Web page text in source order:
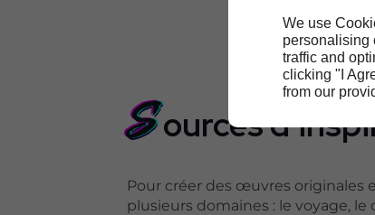
We use
personalising
traffic and
clicking "I
from our
Sources
Pour créer des œuvres originales
plusieurs domaines : le voyage, le